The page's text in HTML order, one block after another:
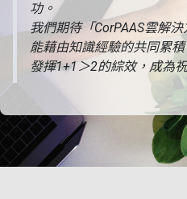
功。
我們期待「CorPAAS雲解
能藉由知識經驗的共同累
發揮1+1＞2的綜效，成為